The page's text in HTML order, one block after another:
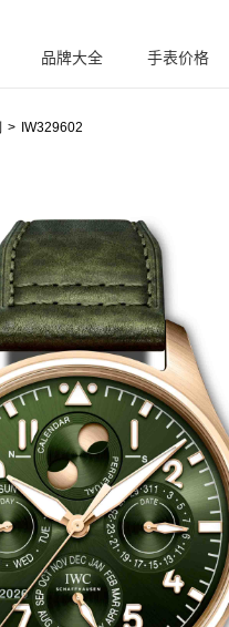
腕
品牌大全 手表价格
IW329602